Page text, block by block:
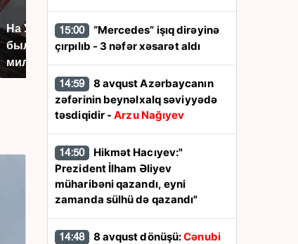
На Урале из казны
были украдены 18
миллионов рублей
Как выглядит место
крушение вертолета на
Кавказе: смотреть
15:00
çırpılıb - 3 nəfər xəsarət aldı
14:59
zəfərinin beynəlxalq səviyyədə
təsdiqidir -Arzu Nağıyev
14:50
Prezident İlham Əliyev
müharibəni qazandı, eyni
zamanda sülhü də qazandı"
14:48 8 avqust dönüşü:Cənubi